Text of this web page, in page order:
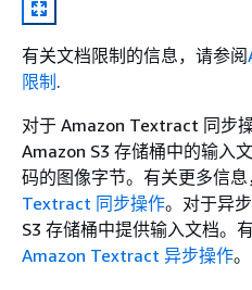
有关文档限制的信息，请参阅
限制.
对于 Amazon Textract 同步
Amazon S3 存储桶中的输入
码的图像字节。有关更多信息
Textract 同步操作。对于异
S3 存储桶中提供输入文档。
Amazon Textract 异步操作。